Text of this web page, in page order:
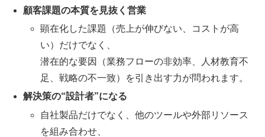
顧客課題の本質を見抜く営業
顕在化した課題（売上が伸びない、コストが高
い）だけでなく、
潜在的な要因（業務フローの非効率、人材教育不
足、戦略の不一致）を引き出す力が問われます。
解決策の“設計者”になる
自社製品だけでなく、他のツールや外部リソース
を組み合わせ、